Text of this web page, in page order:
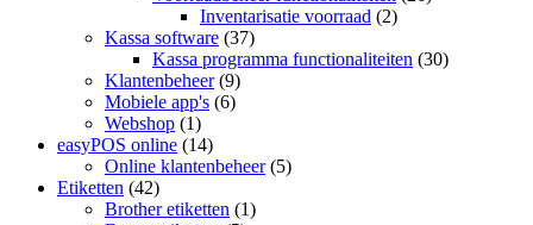
Inventarisatie voorraad (2)
Kassa software (37)
Kassa programma functionaliteiten (30)
Klantenbeheer (9)
Mobiele app's (6)
Webshop (1)
easyPOS online (14)
Online klantenbeheer (5)
Etiketten (42)
Brother etiketten (1)